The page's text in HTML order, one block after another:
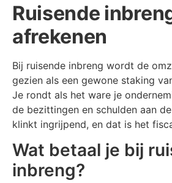
Ruisende
afrekenen
Bij ruisende inbreng wordt de
gezien als een gewone staking
Je rondt als het ware je
de bezittingen en schulden aan
klinkt ingrijpend, en dat is het
Wat betaal je bij
inbreng?